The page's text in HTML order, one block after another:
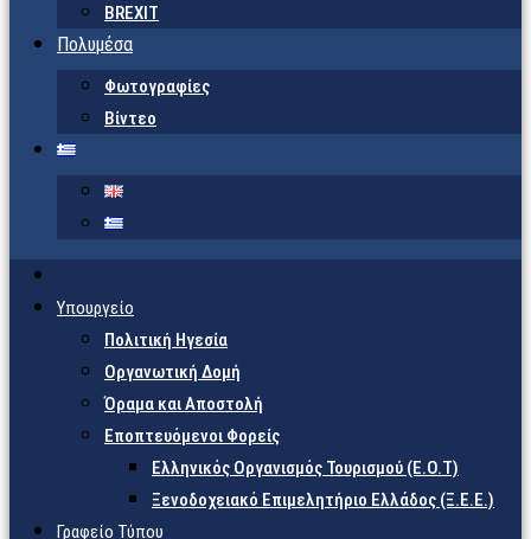
BREXIT
Πολυμέσα
Φωτογραφίες
Βίντεο
Υπουργείο
Πολιτική Ηγεσία
Οργανωτική Δομή
Όραμα και Αποστολή
Εποπτευόμενοι Φορείς
Eλληνικός Οργανισμός Τουρισμού (Ε.Ο.Τ)
Ξενοδοχειακό Επιμελητήριο Ελλάδος (Ξ.Ε.Ε.)
Γραφείο Τύπου